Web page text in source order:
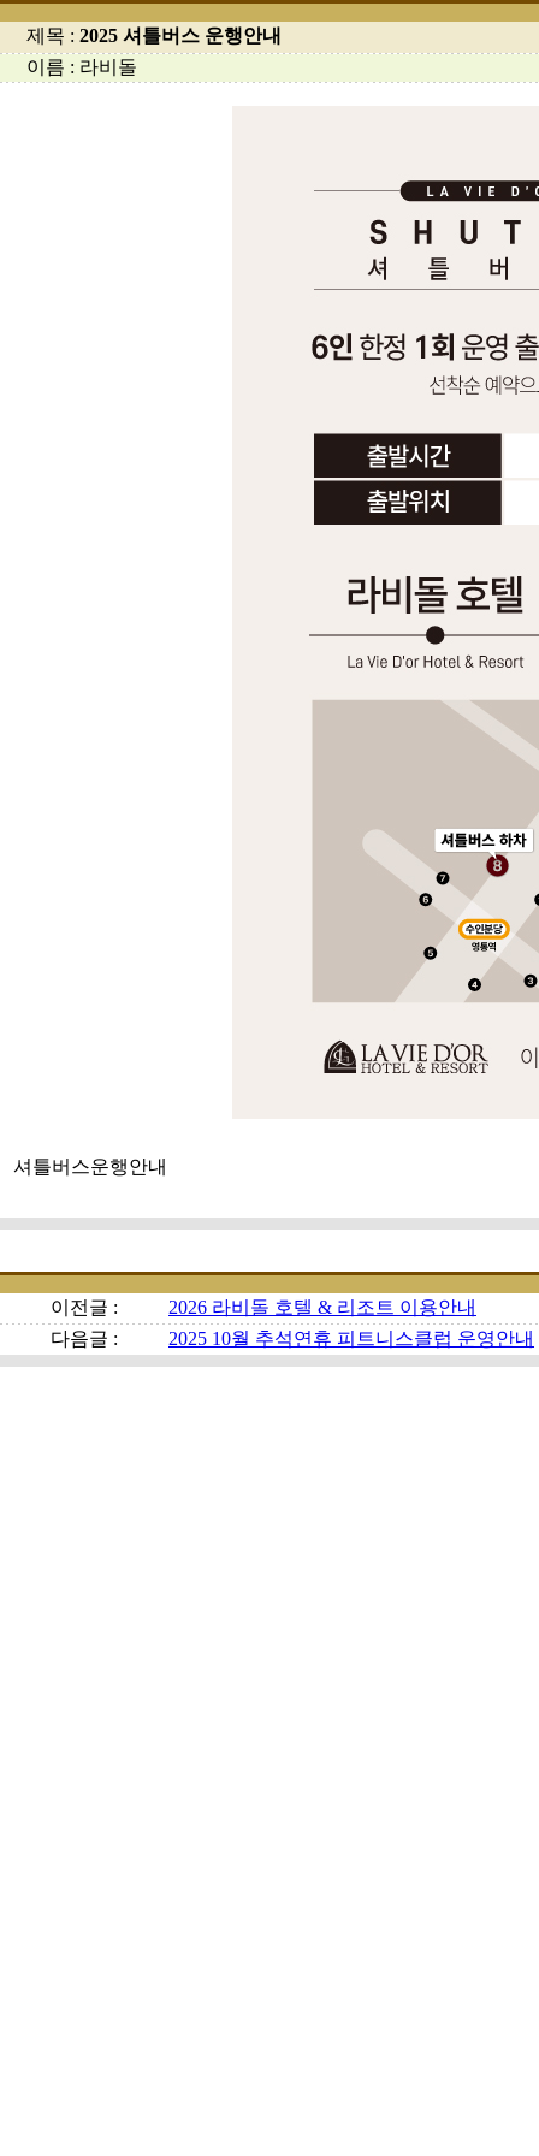
제목 : 2025 셔틀버스 운행안내
이름 : 라비돌
셔틀버스운행안내
이전글 :
2026 라비돌 호텔 & 리조트 이용안내
다음글 :
2025 10월 추석연휴 피트니스클럽 운영안내